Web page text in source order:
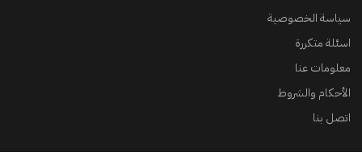
سياسة الخصوصية
اسئلة متكررة
معلومات عنا
الأحكام والشروط
اتصل بنا